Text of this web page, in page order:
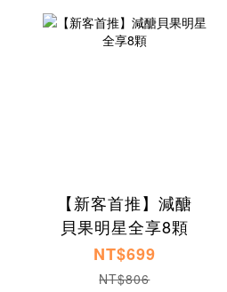
【新客首推】減醣
貝果明星全享8顆
NT$699
NT$806